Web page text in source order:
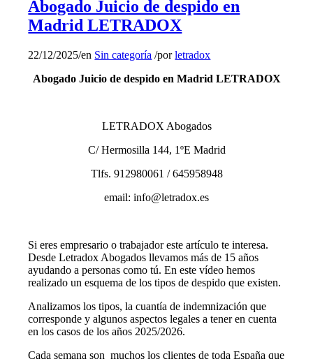
Abogado Juicio de despido en
Madrid LETRADOX
22/12/2025/en Sin categoría /porletradox
Abogado Juicio de despido en Madrid LETRADOX
LETRADOX Abogados
C/ Hermosilla 144, 1ºE Madrid
Tlfs. 912980061 / 645958948
email: info@letradox.es
Si eres empresario o trabajador este artículo te interesa.
Desde Letradox Abogados llevamos más de 15 años
ayudando a personas como tú. En este vídeo hemos
realizado un esquema de los tipos de despido que existen.
Analizamos los tipos, la cuantía de indemnización que
corresponde y algunos aspectos legales a tener en cuenta
en los casos de los años 2025/2026.
Cada semana son muchos los clientes de toda España que